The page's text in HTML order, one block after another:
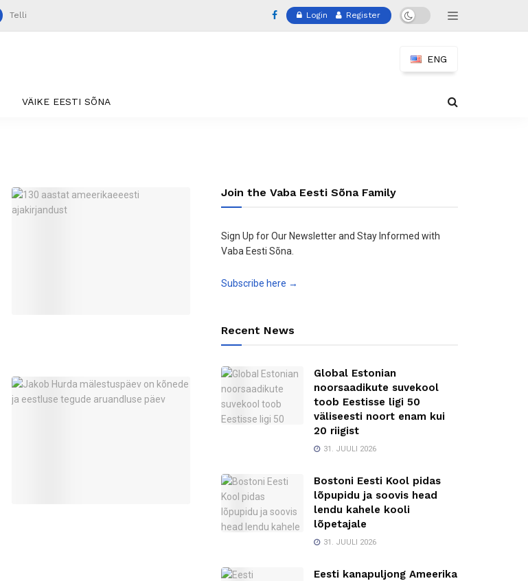
Telli Login Register
ENG
VÄIKE EESTI SÕNA
Join the Vaba Eesti Sõna Family
Sign Up for Our Newsletter and Stay Informed with
Vaba Eesti Sõna.
Subscribe here →
Recent News
Global Estonian
noorsaadikute suvekool
toob Eestisse ligi 50
väliseesti noort enam kui
20 riigist
31. JUULI 2026
Bostoni Eesti Kool pidas
lõpupidu ja soovis head
lendu kahele kooli
lõpetajale
31. JUULI 2026
Eesti kanapuljong Ameerika